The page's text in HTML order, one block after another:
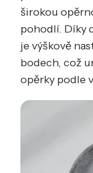
širokou
pohodlí. Díky
je výškově
bodech, což
opěrky podle